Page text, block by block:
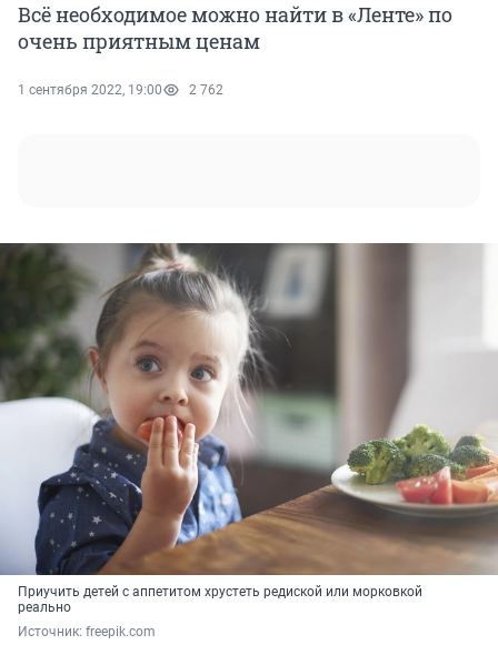
Всё необходимое можно найти в «Ленте» по
очень приятным ценам
1 сентября 2022, 19:00 2 762
Приучить детей с аппетитом хрустеть редиской или морковкой
реально
Источник: freepik.com